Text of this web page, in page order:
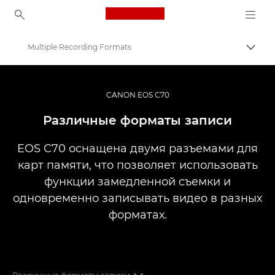
Canon Logo, back to
Кинокамеры и видеокамеры
EOS C70
Multiple Recording Formats
CANON EOS C70
Различные форматы записи
EOS C70 оснащена двумя разъемами для
карт памяти, что позволяет использовать
функции замедленной съемки и
одновременно записывать видео в разных
форматах.